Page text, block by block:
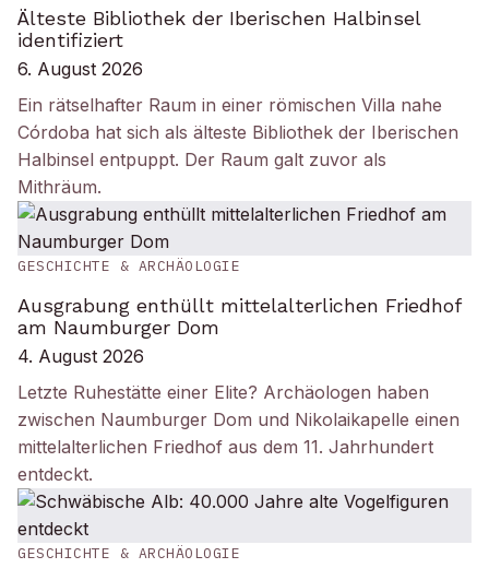
Älteste Bibliothek der Iberischen Halbinsel
identifiziert
6. August 2026
Ein rätselhafter Raum in einer römischen Villa nahe
Córdoba hat sich als älteste Bibliothek der Iberischen
Halbinsel entpuppt. Der Raum galt zuvor als
Mithräum.
GESCHICHTE & ARCHÄOLOGIE
Ausgrabung enthüllt mittelalterlichen Friedhof
am Naumburger Dom
4. August 2026
Letzte Ruhestätte einer Elite? Archäologen haben
zwischen Naumburger Dom und Nikolaikapelle einen
mittelalterlichen Friedhof aus dem 11. Jahrhundert
entdeckt.
GESCHICHTE & ARCHÄOLOGIE